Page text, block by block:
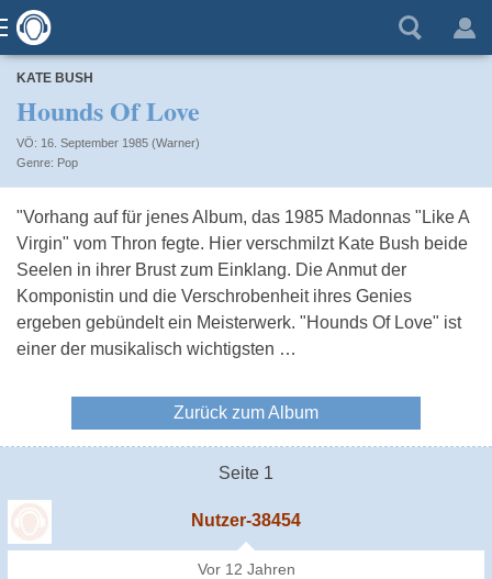
KATE BUSH
Hounds Of Love
VÖ: 16. September 1985 (Warner)
Pop
"Vorhang auf für jenes Album, das 1985 Madonnas "Like A
Virgin" vom Thron fegte. Hier verschmilzt Kate Bush beide
Seelen in ihrer Brust zum Einklang. Die Anmut der
Komponistin und die Verschrobenheit ihres Genies
ergeben gebündelt ein Meisterwerk. "Hounds Of Love" ist
einer der musikalisch wichtigsten …
Zurück zum Album
Seite 1
Nutzer-38454
Vor 12 Jahren